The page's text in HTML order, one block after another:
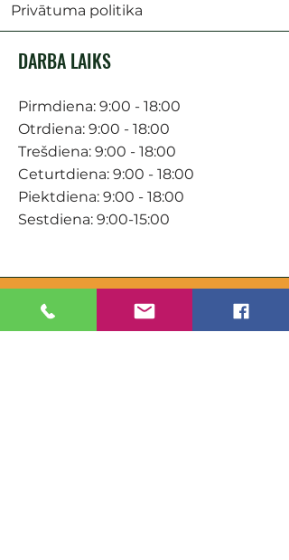
Privātuma politika
DARBA LAIKS
Pirmdiena: 9:00 - 18:00
Otrdiena: 9:00 - 18:00
Trešdiena: 9:00 - 18:00
Ceturtdiena: 9:00 - 18:00
Piektdiena: 9:00 - 18:00
Sestdiena: 9:00-15:00
KONTAKTI